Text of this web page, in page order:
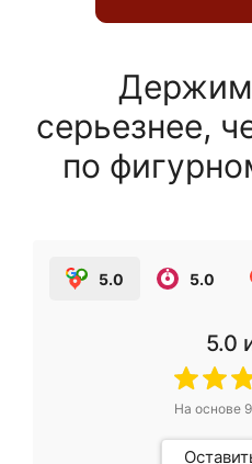
Держим
серьезнее,
по
5.0 5.0
5.0
На основе